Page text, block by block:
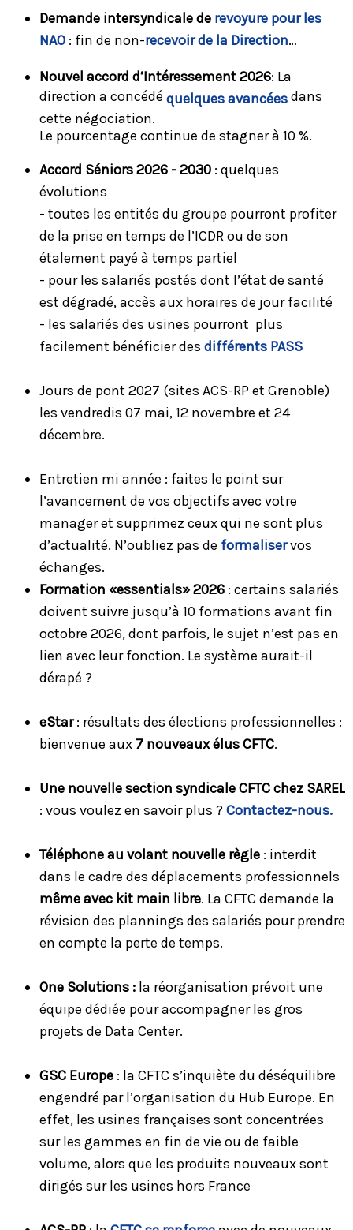
Demande intersyndicale de revoyure pour les
NAO : fin de non-recevoir de la Direction…
Nouvel accord d’Intéressement 2026: La
direction a concédé quelques avancéesdans
cette négociation.
Le pourcentage continue de stagner à 10 %.
Accord Séniors 2026 - 2030 : quelques
évolutions
- toutes les entités du groupe pourront profiter
de la prise en temps de l’ICDR ou de son
étalement payé à temps partiel
- pour les salariés postés dont l’état de santé
est dégradé, accès aux horaires de jour facilité
- les salariés des usines pourront plus
facilement bénéficier des différents PASS
Jours de pont 2027 (sites ACS-RP et Grenoble)
les vendredis 07 mai, 12 novembre et 24
décembre.
Entretien mi année : faites le point sur
l’avancement de vos objectifs avec votre
manager et supprimez ceux qui ne sont plus
d’actualité. N’oubliez pas de formaliservos
échanges.
Formation «essentials» 2026 : certains salariés
doivent suivre jusqu’à 10 formations avant fin
octobre 2026, dont parfois, le sujet n’est pas en
lien avec leur fonction. Le système aurait-il
dérapé ?
eStar: résultats des élections professionnelles :
bienvenue aux 7 nouveaux élus CFTC.
Une nouvelle section syndicale CFTC chez SAREL
: vous voulez en savoir plus ? Contactez-nous.
Téléphone au volant nouvelle règle : interdit
dans le cadre des déplacements professionnels
même avec kit main libre. La CFTC demande la
révision des plannings des salariés pour prendre
en compte la perte de temps.
One Solutions : la réorganisation prévoit une
équipe dédiée pour accompagner les gros
projets de Data Center.
GSC Europe : la CFTC s’inquiète du déséquilibre
engendré par l’organisation du Hub Europe. En
effet, les usines françaises sont concentrées
sur les gammes en fin de vie ou de faible
volume, alors que les produits nouveaux sont
dirigés sur les usines hors France